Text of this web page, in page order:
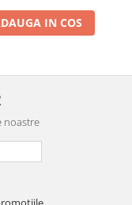
IN COS
noastre